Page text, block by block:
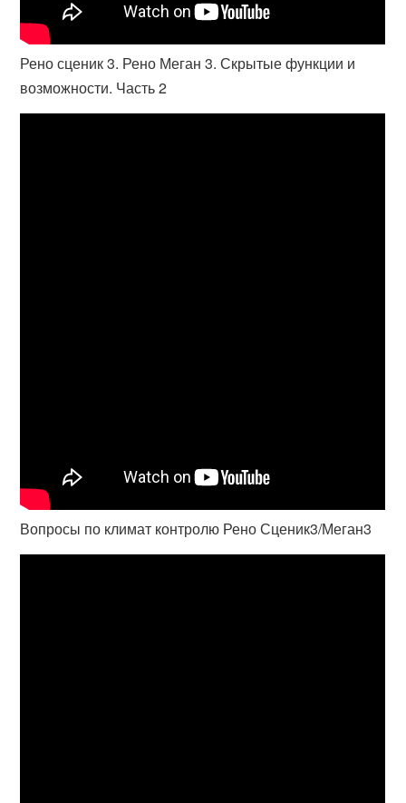
Рено сценик 3. Рено Меган 3. Скрытые функции и
возможности. Часть 2
Вопросы по климат контролю Рено Сценик3/Меган3